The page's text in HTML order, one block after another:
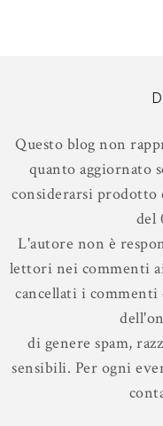
Questo blog non
quanto aggiornato
considerarsi prodotto
del
L'autore non è
lettori nei commenti
cancellati i
di genere spam,
sensibili. Per ogni